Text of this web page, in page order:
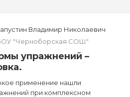
Владимир Николаевич
"Черноборская СОШ"
упражнений –
применение нашли
при комплексном